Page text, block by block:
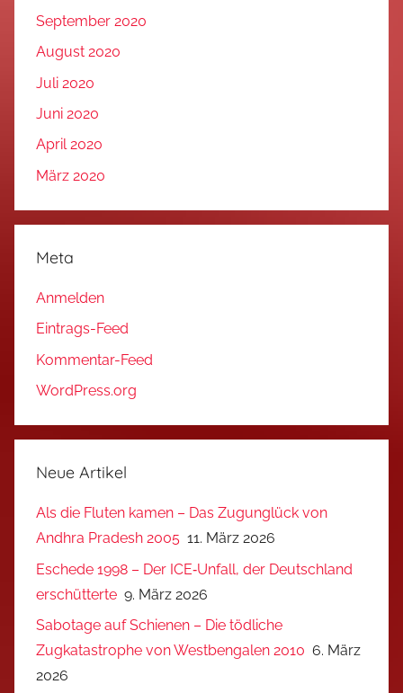
September 2020
August 2020
Juli 2020
Juni 2020
April 2020
März 2020
Meta
Anmelden
Eintrags-Feed
Kommentar-Feed
WordPress.org
Neue Artikel
Als die Fluten kamen – Das Zugunglück von
Andhra Pradesh 2005 11. März 2026
Eschede 1998 – Der ICE‑Unfall, der Deutschland
erschütterte 9. März 2026
Sabotage auf Schienen – Die tödliche
Zugkatastrophe von Westbengalen 2010 6. März
2026